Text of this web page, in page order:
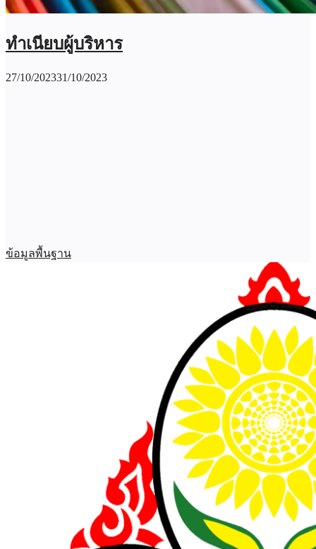
ทำเนียบผู้บริหาร
27/10/202331/10/2023
ข้อมูลพื้นฐาน